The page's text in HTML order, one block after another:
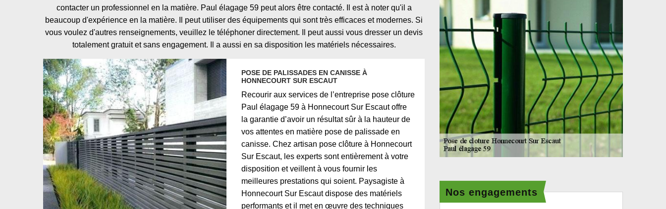
contacter un professionnel en la matière. Paul élagage 59 peut alors être contacté. Il est à noter qu'il a
beaucoup d'expérience en la matière. Il peut utiliser des équipements qui sont très efficaces et modernes. Si
vous voulez d'autres renseignements, veuillez le téléphoner directement. Il peut aussi vous dresser un devis
totalement gratuit et sans engagement. Il a aussi en sa disposition les matériels nécessaires.
POSE DE PALISSADES EN CANISSE À
HONNECOURT SUR ESCAUT
Recourir aux services de l’entreprise pose clôture
Paul élagage 59 à Honnecourt Sur Escaut offre
la garantie d’avoir un résultat sûr à la hauteur de
vos attentes en matière pose de palissade en
canisse. Chez artisan pose clôture à Honnecourt
Sur Escaut, les experts sont entièrement à votre
disposition et veillent à vous fournir les
meilleures prestations qui soient. Paysagiste à
Honnecourt Sur Escaut dispose des matériels
performants et il met en œuvre des techniques
Nos engagements